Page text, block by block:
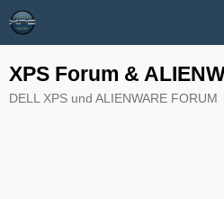
XPS Forum &
DELL XPS und ALIENWARE FORUM